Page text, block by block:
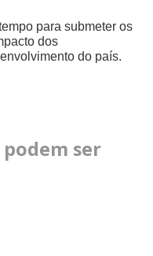
para submeter os
dos
do país.
ser